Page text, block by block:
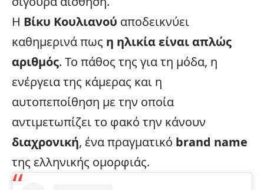
Η Βίκυ Κουλιανού αποδεικνύει
καθημερινά πως η ηλικία είναι απλώς
αριθμός. Το πάθος της για τη μόδα, η
ενέργεια της κάμερας και η
αυτοπεποίθηση με την οποία
αντιμετωπίζει το φακό την κάνουν
διαχρονική, ένα πραγματικό brand name
της ελληνικής ομορφιάς.